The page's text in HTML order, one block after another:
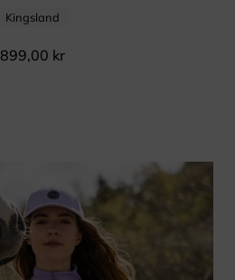
Kingsland
899,00 kr